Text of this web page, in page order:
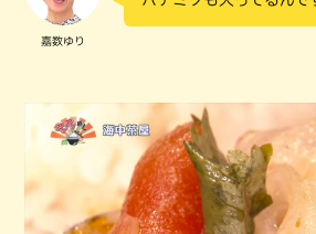
嘉数ゆり